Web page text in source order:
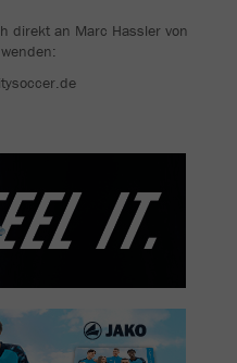
direkt an Marc Hassler von